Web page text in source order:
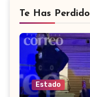
Te Has Perdido
Estado